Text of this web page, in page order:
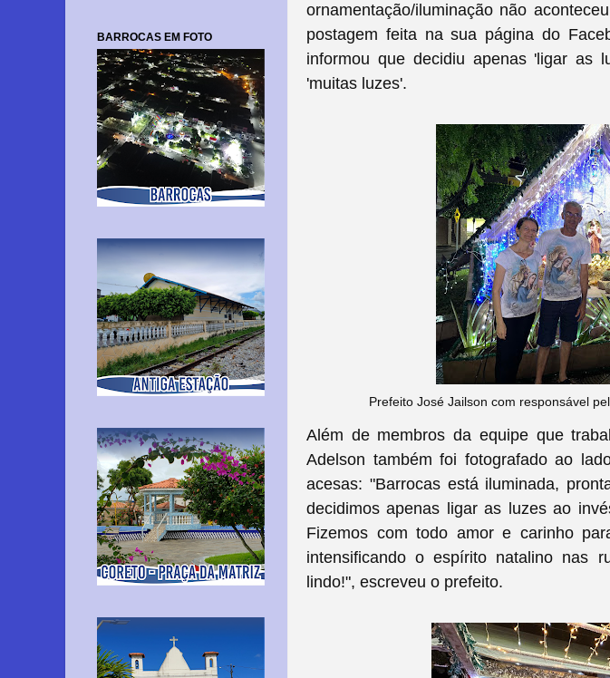
ornamentação/iluminação não
postagem feita na sua página do
informou que decidiu apenas 'ligar as
'muitas luzes'.
Prefeito José Jailson com responsável
Além de membros da equipe que
Adelson também foi fotografado ao
acesas: "Barrocas está iluminada,
decidimos apenas ligar as luzes ao
Fizemos com todo amor e carinho
intensificando o espírito natalino nas
lindo!", escreveu o prefeito.
BARROCAS EM FOTO